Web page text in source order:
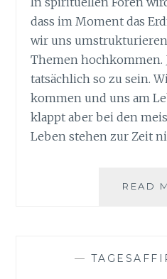
dass im Moment das
wir uns
Themen hochkommen.
tatsächlich so zu sein.
kommen und uns am
klappt aber bei den
Leben stehen zur Zeit
READ
—